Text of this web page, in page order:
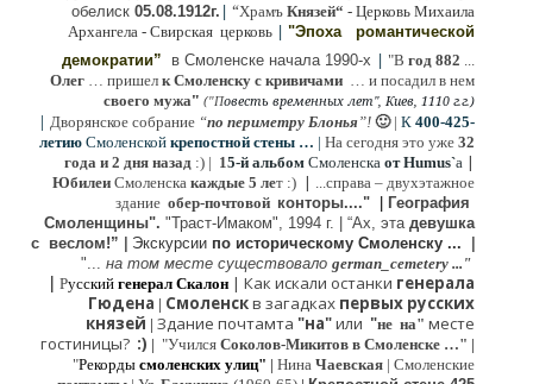
обелиск 05.08.1912г. | “Храмъ Князей“ - Церковь Михаила
Архангела - Свирская церковь | "Эпохаромантической
демократии” в Смоленске начала 1990-х | "В год 882 ...
Олег … пришел к Смоленску с кривичами … и посадил в нем
своего мужа" ("Повесть временных лет", Киев, 1110 г.г.)
| Дворянское собрание “по периметру Блонья”! 🙂| К 400-425-
летию Смоленской крепостной стены … | На сегодня это уже 32
года и 2 дня назад :) | 15-й альбом Смоленска от Humus`a |
Юбилеи Смоленска каждые 5 лет :) | ...справа – двухэтажное
здание обер-почтовой конторы...."
Гeография
Cмоленщины". "Траст-Имаком", 1994 г. “Ах, эта девушка
с веслом!”
Экскурсии по историческому Смоленску ...
"... на том месте существовало german_cemetery ..."
| Русский генерал Скалон | Как искали останки генерала
Гюдена | Смоленскв загадках первых русских
князей | Здание почтамта "на"или "не на" месте
гостиницы? :) | "Учился Соколов-Микитов в Смоленске …" |
"Рекорды смоленских улиц" | Нина Чаевская | Смоленские